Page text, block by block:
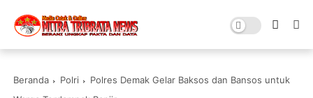
Beranda Polri
Polres Demak Gelar Baksos dan Bansos untuk